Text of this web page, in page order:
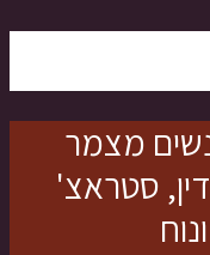
מצמר
סטראצ'